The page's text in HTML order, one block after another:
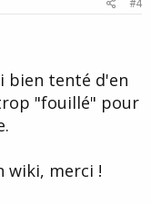
#4
bien tenté d'en
"fouillé" pour
wiki, merci !